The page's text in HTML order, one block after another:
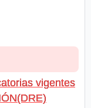
vigentes